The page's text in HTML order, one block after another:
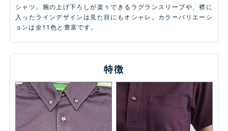
シャツ。腕の上げ下ろしが楽々できるラグランスリーブや、襟に
入ったラインデザインは見た目にもオシャレ。カラーバリエーシ
ョンは全11色と豊富です。
特徴